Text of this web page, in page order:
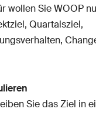
wollen Sie WOOP
Quartalsziel,
Sie das Ziel in